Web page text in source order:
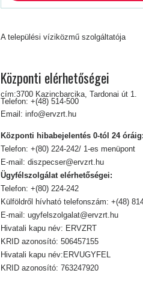
A települési víziközmű szolgáltatója
Központi elérhetőségei
cím:3700 Kazincbarcika, Tardonai út 1.
Telefon: +(48) 514-500
Email: info@ervzrt.hu
Központi hibabejelentés 0-tól 24 óráig:
Telefon: +(80) 224-242/ 1-es menüpont
E-mail: diszpecser@ervzrt.hu
Ügyfélszolgálat elérhetőségei:
Telefon: +(80) 224-242
Külföldről hívható telefonszám: +(48)
E-mail: ugyfelszolgalat@ervzrt.hu
Hivatali kapu név: ERVZRT
KRID azonosító: 506457155
Hivatali kapu név:ERVUGYFEL
KRID azonosító: 763247920